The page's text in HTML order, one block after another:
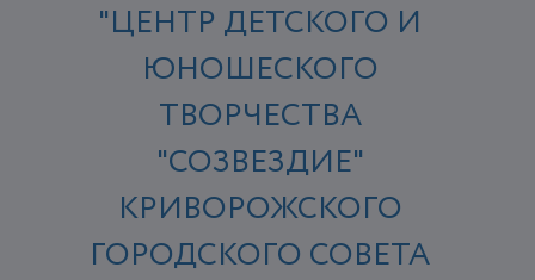
"ЦЕНТР ДЕТСКОГО И
ЮНОШЕСКОГО
ТВОРЧЕСТВА
"СОЗВЕЗДИЕ"
КРИВОРОЖСКОГО
ГОРОДСКОГО СОВЕТА